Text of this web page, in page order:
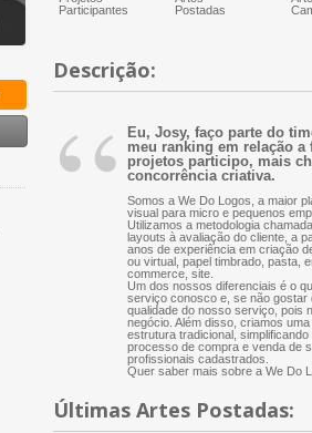
Participantes
Postadas
Descrição:
“
Eu, Josy, faço parte do
meu ranking em relação
projetos participo, mais
concorrência criativa.
Somos a We Do Logos, a maior
visual para micro e pequenos
Utilizamos a metodologia
layouts à avaliação do cliente, a
anos de experiência em criação
ou virtual, papel timbrado, pasta,
commerce, site.
Um dos nossos diferenciais é o
serviço conosco e, se não gostar
qualidade do nosso serviço, pois
negócio. Além disso, criamos
estrutura tradicional,
processo de compra e venda de
profissionais cadastrados.
Quer saber mais sobre a We Do
Últimas Artes Postadas: